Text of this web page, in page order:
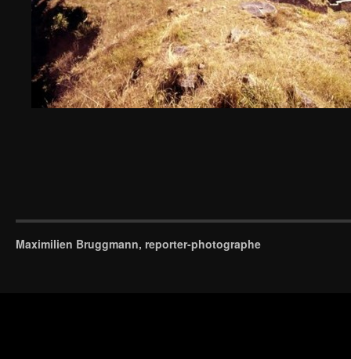
Maximilien Bruggmann, reporter-photographe